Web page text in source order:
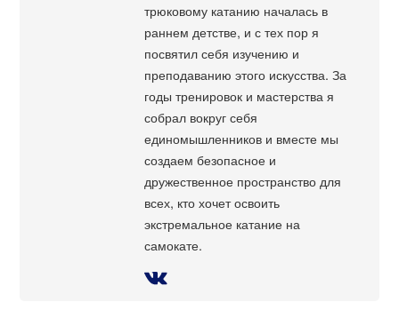
трюковому катанию началась в
раннем детстве, и с тех пор я
посвятил себя изучению и
преподаванию этого искусства. За
годы тренировок и мастерства я
собрал вокруг себя
единомышленников и вместе мы
создаем безопасное и
дружественное пространство для
всех, кто хочет освоить
экстремальное катание на
самокате.